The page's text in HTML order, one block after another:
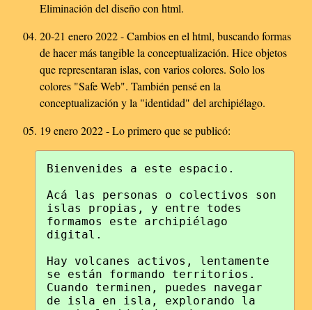
Eliminación del diseño con html.
20-21 enero 2022 - Cambios en el html, buscando formas
de hacer más tangible la conceptualización. Hice objetos
que representaran islas, con varios colores. Solo los
colores "Safe Web". También pensé en la
conceptualización y la "identidad" del archipiélago.
19 enero 2022 - Lo primero que se publicó:
Bienvenides a este espacio.
Acá las personas o colectivos son
islas propias, y entre todes
formamos este archipiélago
digital.
Hay volcanes activos, lentamente
se están formando territorios.
Cuando terminen, puedes navegar
de isla en isla, explorando la